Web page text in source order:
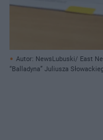
Autor: NewsLubuski/ East
“Balladyna” Juliusza